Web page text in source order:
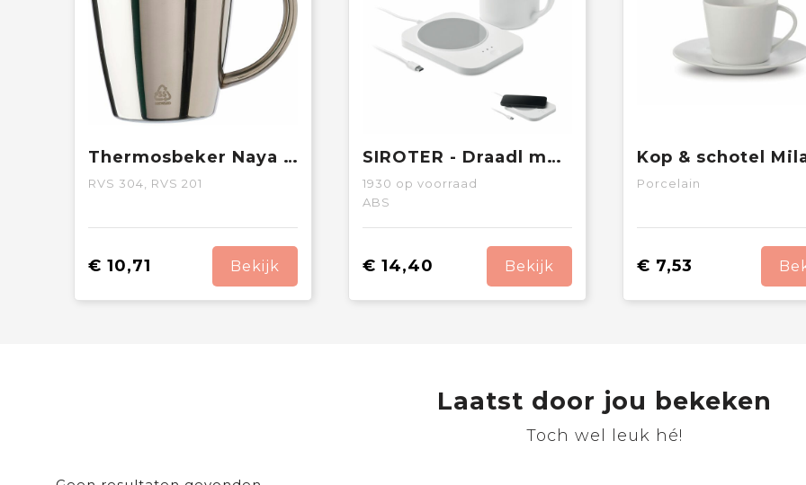
Thermosbeker Naya | Gerecycled | 200 ml | 2 stuks
RVS 304, RVS 201
€ 10,71 Bekijk
SIROTER - Draadl mokwarmer & oplader set
1930 op voorraad
ABS
€ 14,40 Bekijk
Porcelain
€ 7,53
Laatst door jou bekeken
Toch wel leuk hé!